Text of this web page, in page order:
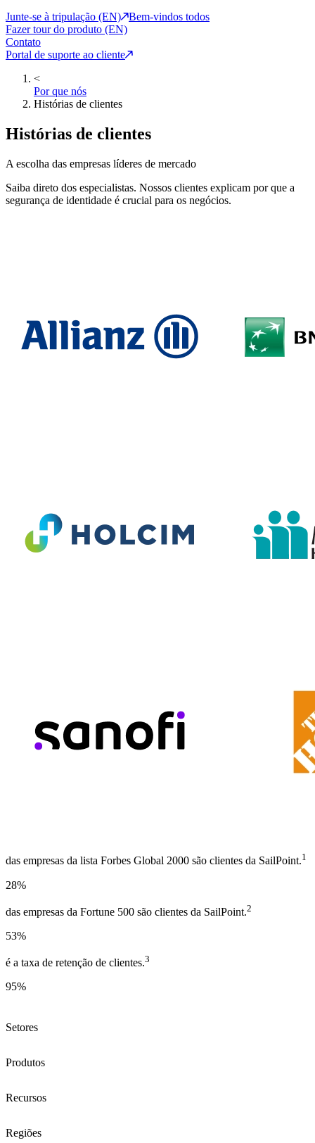
Junte-se à tripulação (EN)
Bem-vindos todos
Fazer tour do produto (EN)
Contato
Portal de suporte ao cliente
<
Por que nós
Histórias de clientes
Histórias de clientes
A escolha das empresas líderes de mercado
Saiba direto dos especialistas. Nossos clientes explicam por que a
segurança de identidade é crucial para os negócios.
das empresas da lista Forbes Global 2000 são clientes da SailPoint.1
28%
das empresas da Fortune 500 são clientes da SailPoint.2
53%
é a taxa de retenção de clientes.3
95%
Setores
Produtos
Recursos
Regiões